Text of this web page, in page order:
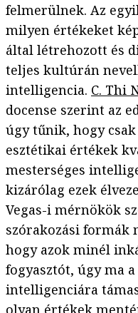
felmerülnek. Az
milyen értékeket
által létrehozott és
teljes kultúrán
intelligencia. C. Thi
docense szerint az
úgy tűnik, hogy
esztétikai értékek
mesterséges
kizárólag ezek
Vegas-i mérnökök
szórakozási formák
hogy azok minél
fogyasztót, úgy ma
intelligenciára
olyan értékek